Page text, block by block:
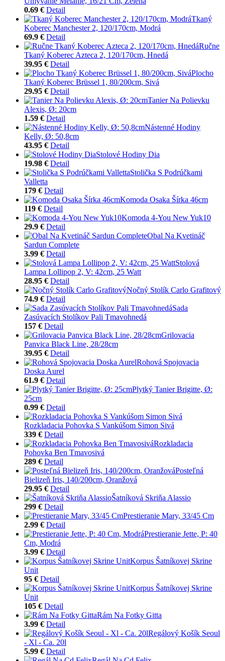
0.69 € Detail
Tkaný
Koberec Manchester 2, 120/170cm, Modrá
69.9 € Detail
Ručne
Tkaný Koberec Azteca 2, 120/170cm, Hnedá
39.95 € Detail
Plocho
Tkaný Koberec Brüssel 1, 80/200cm, Sivá
29.95 € Detail
Tanier Na Polievku
Alexis, Ø: 20cm
1.59 € Detail
Nástenné Hodiny
Kelly, Ø: 50,8cm
43.95 € Detail
Stolové Hodiny Dia
19.98 € Detail
Stolička S Podrúčkami
Valletta
179 € Detail
Komoda Osaka Šírka 46cm
119 € Detail
Komoda 4-You New Yuk10
29.9 € Detail
Obal Na Kvetináč
Sardun Complete
3.99 € Detail
Stolová
Lampa Lollipop 2, V: 42cm, 25 Watt
28.95 € Detail
Nočný Stolík Carlo Grafitový
74.9 € Detail
Sada
Zasúvacích Stolíkov Pali Tmavohnedá
157 € Detail
Grilovacia
Panvica Black Line, 28/28cm
39.95 € Detail
Rohová Spojovacia
Doska Aurel
61.9 € Detail
Plytký Tanier Brigitte, Ø:
25cm
0.99 € Detail
Rozkladacia Pohovka S Vankúšom Simon Sivá
339 € Detail
Rozkladacia
Pohovka Ben Tmavosivá
289 € Detail
Posteľná
Bielizeň Iris, 140/200cm, Oranžová
29.95 € Detail
Šatníková Skriňa Alassio
299 € Detail
Prestieranie Mary, 33/45 Cm
2.99 € Detail
Prestieranie Jette, P: 40
Cm, Modrá
3.99 € Detail
Korpus Šatníkovej Skrine
Unit
95 € Detail
Korpus Šatníkovej Skrine
Unit
105 € Detail
Rám Na Fotky Gitta
3.99 € Detail
Regálový Košík Seoul
- Xl - Ca. 20l
5.99 € Detail